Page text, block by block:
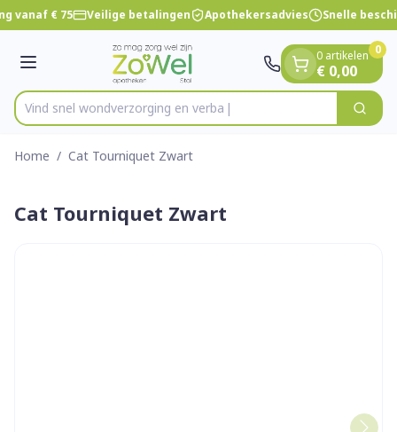
Ga naar de inhoud
1 van 1
vanaf € 75 Veilige betalingen Apothekersadvies Snelle
Menu
Product, merk, categorie...
Vind snel wondverzorging e Zoek
0 artikelen
€ 0,00
0
Home / Cat Tourniquet Zwart
Cat Tourniquet Zwart